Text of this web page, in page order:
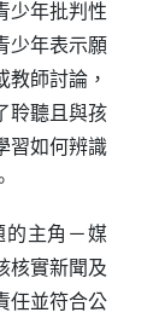
年批判性
少年表示願
教師討論，
聆聽且與孩
習如何辨識
主角－媒
核實新聞及
任並符合公